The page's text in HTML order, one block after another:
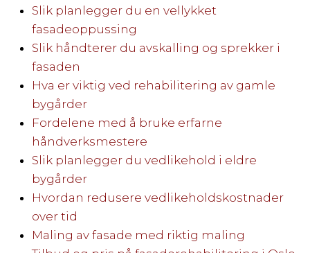
Slik planlegger du en vellykket
fasadeoppussing
Slik håndterer du avskalling og sprekker i
fasaden
Hva er viktig ved rehabilitering av gamle
bygårder
Fordelene med å bruke erfarne
håndverksmestere
Slik planlegger du vedlikehold i eldre
bygårder
Hvordan redusere vedlikeholdskostnader
over tid
Maling av fasade med riktig maling